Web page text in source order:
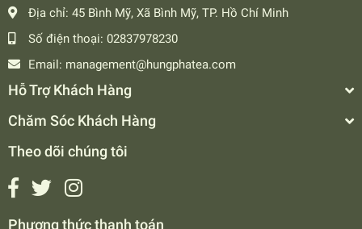
Địa chỉ: 45 Bình Mỹ, Xã Bình Mỹ, TP. Hồ Chí Minh
Số điện thoại: 02837978230
Email: management@hungphatea.com
Hỗ Trợ Khách Hàng
Chăm Sóc Khách Hàng
Theo dõi chúng tôi
Phương thức thanh toán